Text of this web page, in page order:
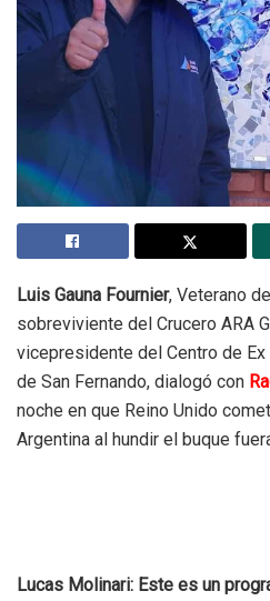
Luis Gauna Fournier, Veterano
sobreviviente del Crucero ARA
vicepresidente del Centro de
de San Fernando, dialogó con
noche en que Reino Unido
Argentina al hundir el buque
Lucas Molinari: Este es un